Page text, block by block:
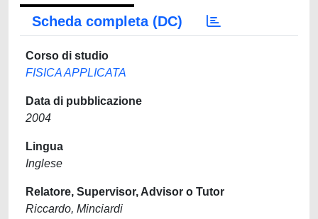
Scheda completa (DC)
Corso di studio
FISICA APPLICATA
Data di pubblicazione
2004
Lingua
Inglese
Relatore, Supervisor, Advisor o Tutor
Riccardo, Minciardi